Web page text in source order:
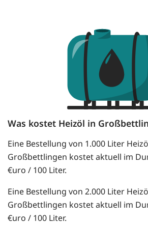
Was kostet Heizöl in
Eine Bestellung von 1.000 Liter
Großbettlingen kostet aktuell im
€uro / 100 Liter.
Eine Bestellung von 2.000 Liter
Großbettlingen kostet aktuell im
€uro / 100 Liter.